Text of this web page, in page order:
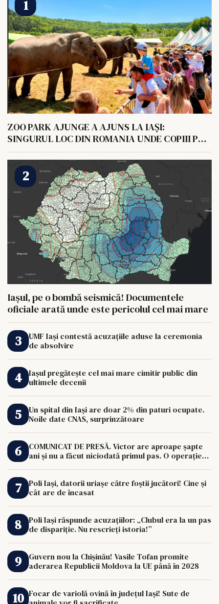
ZOO PARK AJUNGE A AJUNS LA IAȘI:
SINGURUL LOC DIN ROMANIA UNDE COPIII POT
HRANI UN ELEFANT
Iașul, pe o bombă seismică! Documentele
oficiale arată unde este pericolul cel mai mare
UMF Iași contestă acuzațiile aduse la ceremonia
de absolvire
Iașul pregătește cel mai mare cimitir public din
ultimele decenii
Un spital din Iași are doar 2% din paturi ocupate.
Noile date CNAS, surprinzătoare
COMUNICAT DE PRESĂ. Victor are aproape șapte
ani și nu a făcut niciodată primul pas. O operație
Poli Iași, datorii uriașe către foștii jucători! Cine și
cât are de încasat
Poli Iași răspunde acuzațiilor: „Clubul era la un pas
de dispariție. Nu rescrieți istoria!”
Guvern nou la Chișinău! Vasile Tofan promite
aderarea Republicii Moldova la UE până în 2028
Focar de variolă ovină în județul Iași! Sute de